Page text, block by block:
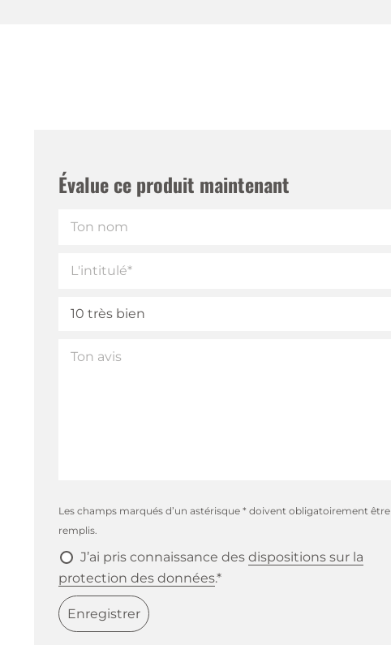
Évalue ce produit maintenant
Les champs marqués d’un astérisque * doivent obligatoirement être
remplis.
J’ai pris connaissance des dispositions sur la
protection des données.*
Enregistrer